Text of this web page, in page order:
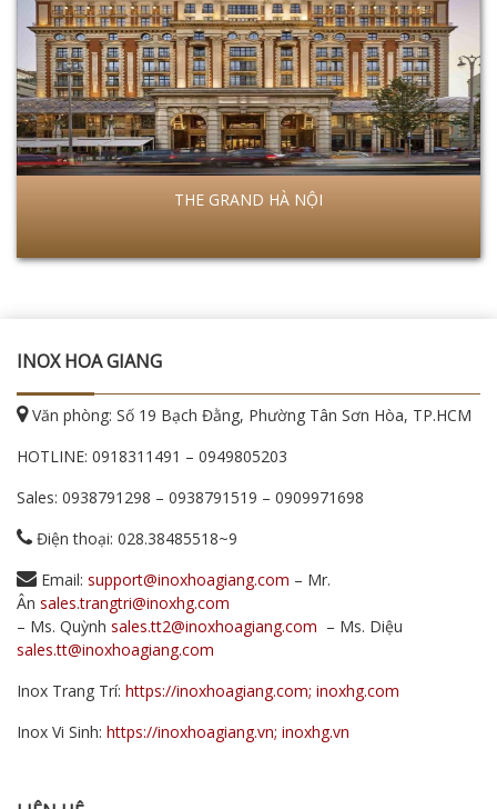
THE GRAND HÀ NỘI
INOX HOA GIANG
Văn phòng: Số 19 Bạch Đằng, Phường Tân Sơn Hòa, TP.HCM
HOTLINE: 0918311491 – 0949805203
Sales: 0938791298 – 0938791519 – 0909971698
Điện thoại: 028.38485518~9
Email: support@inoxhoagiang.com – Mr.
Ân sales.trangtri@inoxhg.com
– Ms. Quỳnh sales.tt2@inoxhoagiang.com – Ms. Diệu
sales.tt@inoxhoagiang.com
Inox Trang Trí: https://inoxhoagiang.com; inoxhg.com
Inox Vi Sinh: https://inoxhoagiang.vn; inoxhg.vn